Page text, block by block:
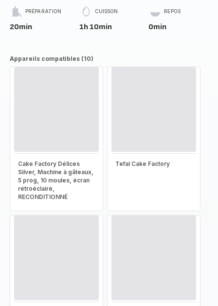
PRÉPARATION
20min
CUISSON
1h 10min
REPOS
0min
Appareils compatibles (10)
Cake Factory Délices
Silver, Machine à gâteaux,
5 prog, 10 moules, écran
rétroéclairé,
RECONDITIONNÉ
Tefal Cake Factory